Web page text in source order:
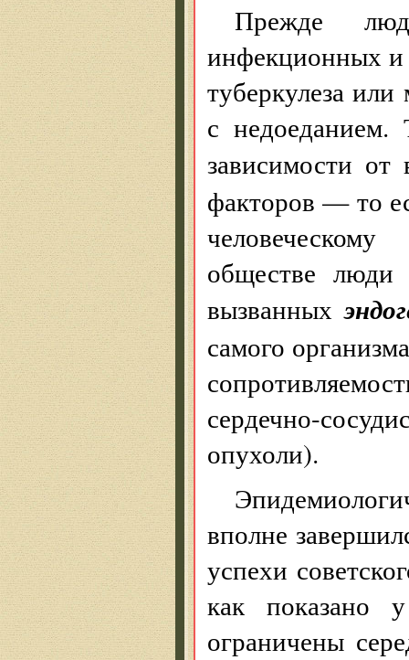
Прежде
инфекционных и
туберкулеза
с недоеданием.
зависимости
факторов — то
обществе люди
вызванных
самого
сердечно-
опухоли).
вполне
успехи
как показано
ограничены